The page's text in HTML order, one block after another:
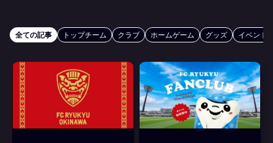
全ての記事 トップチーム クラブ ホームゲーム グッズ イベント